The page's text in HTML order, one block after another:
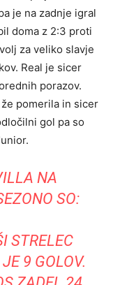
je na zadnje igral
doma z 2:3 proti
za veliko slavje
Real je sicer
porazov.
pomerila in sicer
gol pa so
NA
SO:
STRELEC
9 GOLOV.